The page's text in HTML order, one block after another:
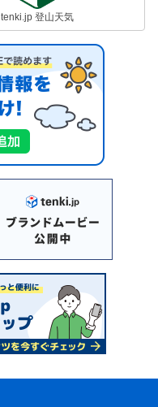
tenki.jp 登山天気